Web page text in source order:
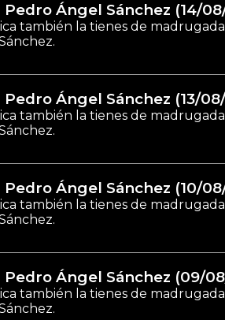
Pedro Ángel Sánchez (14/
también la tienes de
Pedro Ángel Sánchez (13/
también la tienes de
Pedro Ángel Sánchez (10/
también la tienes de
Pedro Ángel Sánchez (09/
también la tienes de